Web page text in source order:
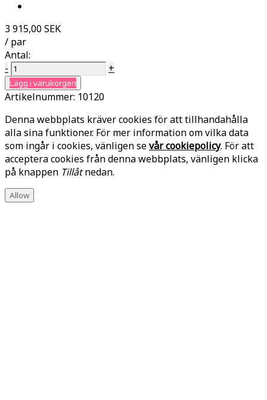
3 915,00 SEK
/ par
Antal:
-
+
Lägg i varukorgen
Artikelnummer: 10120
Denna webbplats kräver cookies för att tillhandahålla
alla sina funktioner. För mer information om vilka data
som ingår i cookies, vänligen sevår cookiepolicy. För att
acceptera cookies från denna webbplats, vänligen klicka
på knappen Tillåtnedan.
Allow